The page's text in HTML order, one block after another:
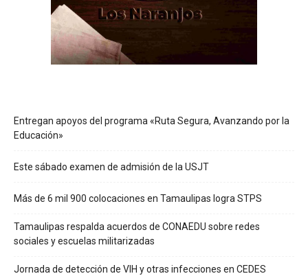
Entregan apoyos del programa «Ruta Segura, Avanzando por la
Educación»
Este sábado examen de admisión de la USJT
Más de 6 mil 900 colocaciones en Tamaulipas logra STPS
Tamaulipas respalda acuerdos de CONAEDU sobre redes
sociales y escuelas militarizadas
Jornada de detección de VIH y otras infecciones en CEDES